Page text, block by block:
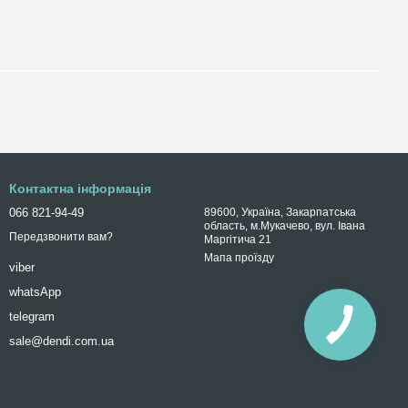
Контактна інформація
066 821-94-49
Передзвонити вам?
viber
whatsApp
telegram
sale@dendi.com.ua
89600, Україна, Закарпатська
область, м.Мукачево, вул. Івана
Маргітича 21
Мапа проїзду